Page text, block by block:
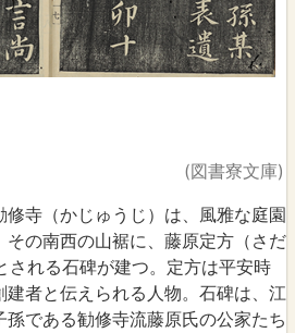
(図書寮文庫)
寺（かじゅうじ）は、風雅な庭園
その南西の山裾に、藤原定方（さだ
れる石碑が建つ。定方は平安時
者と伝えられる人物。石碑は、江
孫である勧修寺流藤原氏の公家たち